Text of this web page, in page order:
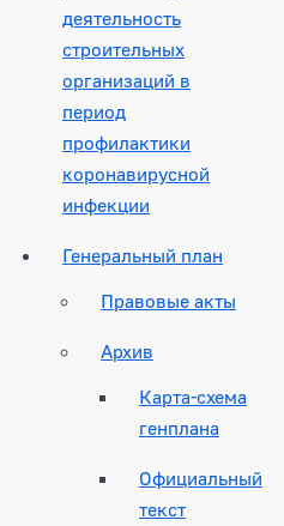
деятельность
строительных
организаций в
период
профилактики
коронавирусной
инфекции
Генеральный план
Правовые акты
Архив
Карта-схема
генплана
Официальный
текст